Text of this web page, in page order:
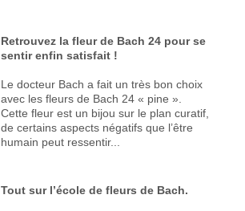
Retrouvez la fleur de Bach 24 pour se
sentir enfin satisfait !
Le docteur Bach a fait un très bon choix
avec les fleurs de Bach 24 « pine ».
Cette fleur est un bijou sur le plan curatif,
de certains aspects négatifs que l’être
humain peut ressentir...
Tout sur l’école de fleurs de Bach.